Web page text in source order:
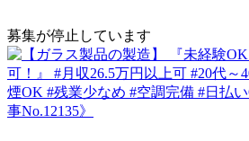
募集が停止しています